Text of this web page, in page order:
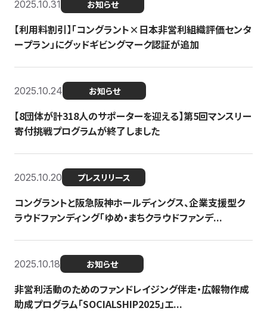
2025.10.31 お知らせ
【利用料割引】「コングラント×日本非営利組織評価センタ
ープラン」にグッドギビングマーク認証が追加
2025.10.24 お知らせ
【8団体が計318人のサポーターを迎える】​​第5回マンスリー
寄付挑戦プログラムが終了しました
2025.10.20 プレスリリース
コングラントと阪急阪神ホールディングス、企業支援型ク
ラウドファンディング「ゆめ・まちクラウドファンデ...
2025.10.18 お知らせ
非営利活動のためのファンドレイジング伴走・広報物作成
助成プログラム「SOCIALSHIP2025」エ...